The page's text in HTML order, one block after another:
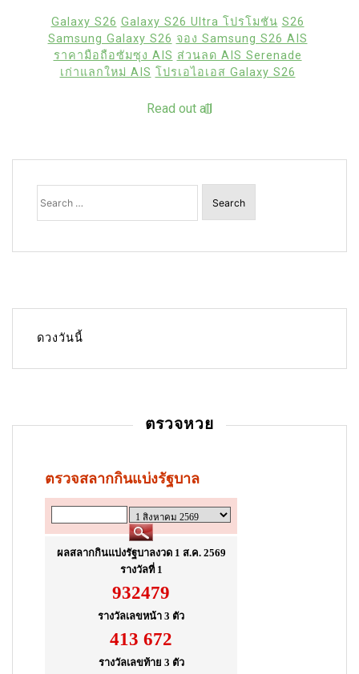
Galaxy S26 Galaxy S26 Ultra โปรโมชัน S26
Samsung Galaxy S26 จอง Samsung S26 AIS
ราคามือถือซัมซุง AIS ส่วนลด AIS Serenade
เก่าแลกใหม่ AIS โปรเอไอเอส Galaxy S26
Read out all
Search
for:
ดวงวันนี้
ตรวจหวย